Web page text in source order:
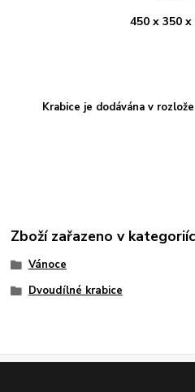
450 x 350 x
Krabice je dodávána v
Zboží zařazeno v
Vánoce
Dvoudílné krabice